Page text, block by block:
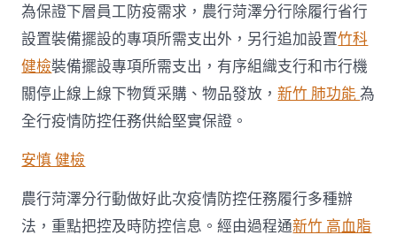
為保證下層員工防疫需求，農行菏澤分行除履行省行
設置裝備擺設的專項所需支出外，另行追加設置竹科
健檢裝備擺設專項所需支出，有序組織支行和市行機
關停止線上線下物質采購、物品發放，新竹 肺功能為
全行疫情防控任務供給堅實保證。
安慎 健檢
農行菏澤分行動做好此次疫情防控任務履行多種辦
法，重點把控及時防控信息。經由過程通新竹 高血脂